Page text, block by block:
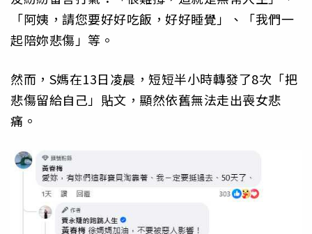
「阿姨，請您要好好吃飯，好好睡覺」、「我們一
起陪妳悲傷」等。
然而，S媽在13日凌晨，短短半小時轉發了8次「把
悲傷留給自己」貼文，顯然依舊無法走出喪女悲
痛。